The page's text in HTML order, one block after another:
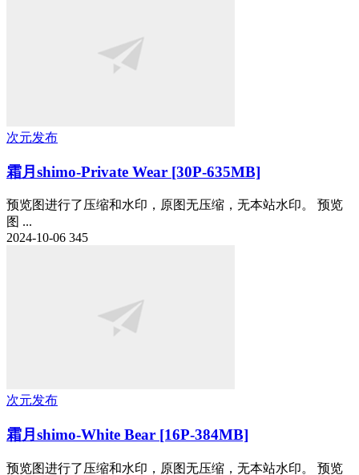
次元发布
霜月shimo-Private Wear [30P-635MB]
预览图进行了压缩和水印，原图无压缩，无本站水印。 预览
图 ...
2024-10-06 345
次元发布
霜月shimo-White Bear [16P-384MB]
预览图进行了压缩和水印，原图无压缩，无本站水印。 预览